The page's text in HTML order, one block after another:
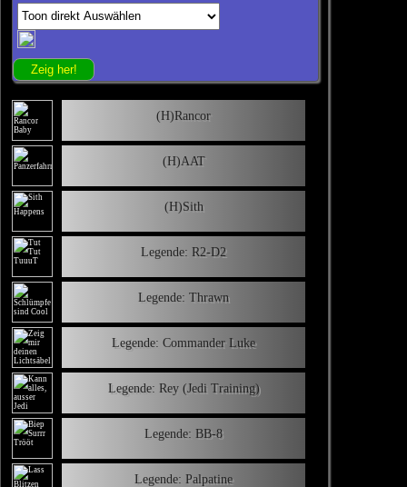
(H)Rancor
(H)AAT
(H)Sith
Legende: R2-D2
Legende: Thrawn
Legende: Commander Luke
Legende: Rey (Jedi Training)
Legende: BB-8
Legende: Palpatine